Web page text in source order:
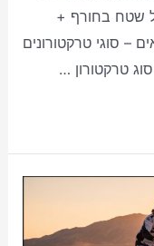
שטח בחורף +
סוגי טרקטורונים
טרקטורון …